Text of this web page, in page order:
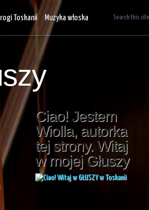
Toskanii Muzyka włoska
Ciao! Jestem
Wiolla, autorka
tej strony. Witaj
w mojej Głuszy